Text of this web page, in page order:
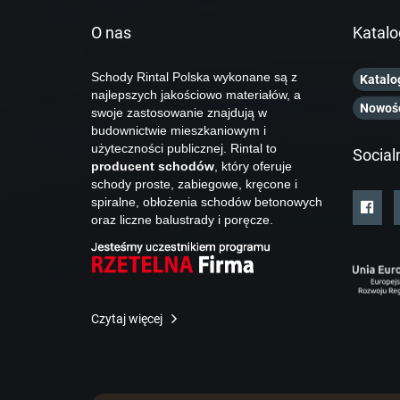
O nas
Schody Rintal Polska wykonane są z
najlepszych jakościowo materiałów, a
swoje zastosowanie znajdują w
budownictwie mieszkaniowym i
użyteczności publicznej. Rintal to
producent schodów , który oferuje
schody proste, zabiegowe, kręcone i
spiralne, obłożenia schodów betonowych
oraz liczne balustrady i poręcze.
Czytaj więcej